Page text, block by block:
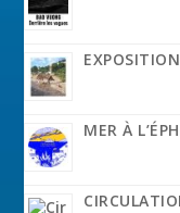
MER À